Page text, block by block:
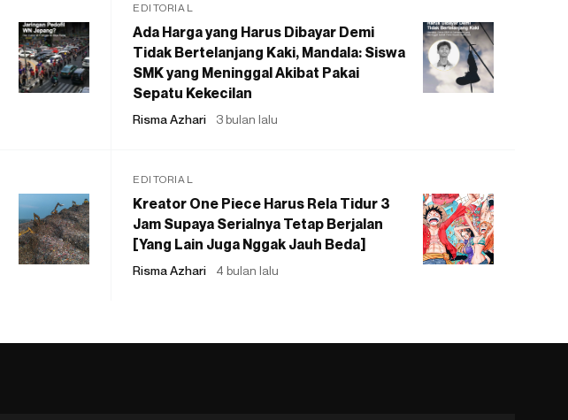
EDITORIAL
Ada Harga yang Harus Dibayar Demi
Tidak Bertelanjang Kaki, Mandala: Siswa
SMK yang Meninggal Akibat Pakai
Sepatu Kekecilan
Risma Azhari 3 bulan lalu
EDITORIAL
Kreator One Piece Harus Rela Tidur 3
Jam Supaya Serialnya Tetap Berjalan
[Yang Lain Juga Nggak Jauh Beda]
Risma Azhari 4 bulan lalu